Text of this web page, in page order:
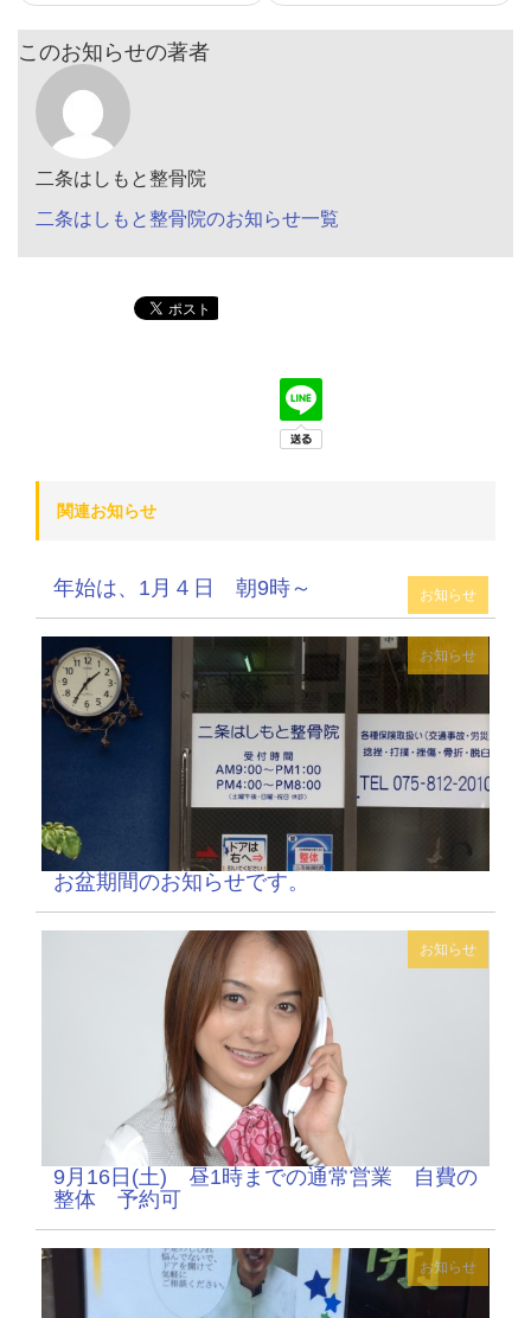
このお知らせの著者
二条はしもと整骨院
二条はしもと整骨院のお知らせ一覧
関連お知らせ
お知らせ
年始は、1月４日 朝9時～
お知らせ
お盆期間のお知らせです。
お知らせ
9月16日(土) 昼1時までの通常営業 自費の
整体 予約可
お知らせ